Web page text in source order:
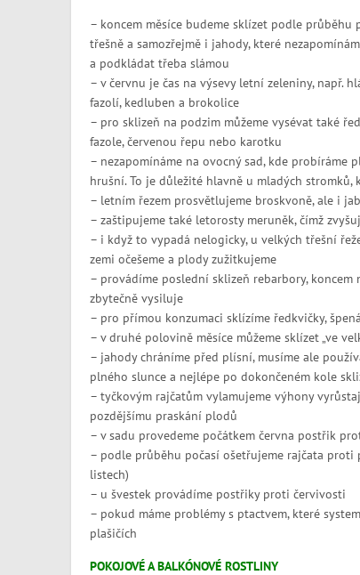
– koncem měsíce budeme sklízet podle průběhu
třešně a samozřejmě i jahody, které
a podkládat třeba slámou
– v červnu je čas na výsevy letní zeleniny, např.
fazolí, kedluben a brokolice
– pro sklizeň na podzim můžeme vysévat také
fazole, červenou řepu nebo karotku
– nezapomínáme na ovocný sad, kde probíráme
hrušní. To je důležité hlavně u mladých
– letním řezem prosvětlujeme broskvoně, ale i
– zaštipujeme také letorosty meruněk, čímž
– i když to vypadá nelogicky, u velkých třešní
zemi očešeme a plody zužitkujeme
– provádíme poslední sklizeň rebarbory,
zbytečně vysiluje
– pro přímou konzumaci sklízíme ředkvičky,
– v druhé polovině měsíce můžeme sklízet „ve
– jahody chráníme před plísní, musíme ale
plného slunce a nejlépe po dokončeném kole
– tyčkovým rajčatům vylamujeme výhony
pozdějšímu praskání plodů
– v sadu provedeme počátkem června postřik
– podle průběhu počasí ošetřujeme rajčata
listech)
– u švestek provádíme postřiky proti červivosti
– pokud máme problémy s ptactvem, které
plašičích
POKOJOVÉ A BALKÓNOVÉ ROSTLINY